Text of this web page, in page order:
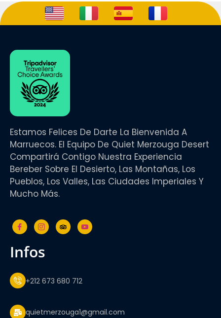
www.quietmerzougadesert.com
WhatsApp: +212 673 680 712
Estamos Felices De Darte La Bienvenida A
Marruecos. El Equipo De Quiet Merzouga Desert
Compartirá Contigo Nuestra Experiencia
Bereber Sobre El Desierto, Las Montañas, Los
Pueblos, Los Valles, Las Ciudades Imperiales Y
Mucho Más.
infos
+212 673 680 712
quietmerzouga1@gmail.com